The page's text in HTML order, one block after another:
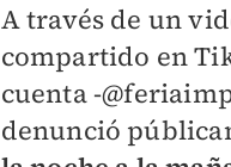
A través de un
compartido en
cuenta -
denunció